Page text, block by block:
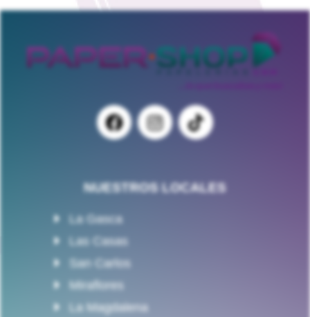
NUESTROS LOCALES
La Gasca
Las Casas
San Carlos
Miraflores
La Magdalena